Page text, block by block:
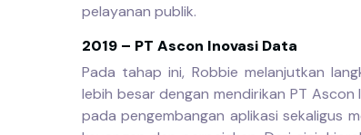
pelayanan publik.
2019 – PT Ascon Inovasi Data
Pada tahap ini, Robbie melanjutkan
lebih besar dengan mendirikan PT
pada pengembangan aplikasi sekaligus